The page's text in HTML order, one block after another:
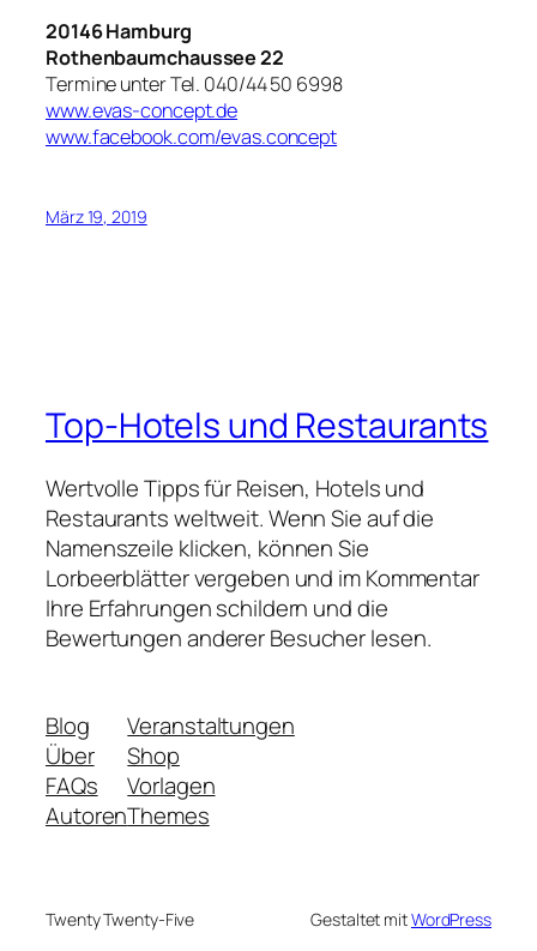
20146 Hamburg
Rothenbaumchaussee 22
Termine unter Tel. 040/44 50 6998
www.evas-concept.de
www.facebook.com/evas.concept
März 19, 2019
Top-Hotels und Restaurants
Wertvolle Tipps für Reisen, Hotels und
Restaurants weltweit. Wenn Sie auf die
Namenszeile klicken, können Sie
Lorbeerblätter vergeben und im Kommentar
Ihre Erfahrungen schildern und die
Bewertungen anderer Besucher lesen.
Blog
Über
FAQs
Autoren
Veranstaltungen
Shop
Vorlagen
Themes
Twenty Twenty-Five Gestaltet mitWordPress